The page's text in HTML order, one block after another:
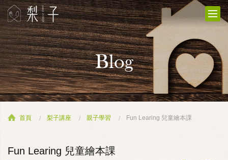
Blog
首頁 梨子講座 親子學習 Fun Learing 兒童繪本課
Fun Learing 兒童繪本課